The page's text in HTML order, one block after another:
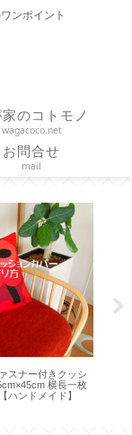
ンポイント
のコトモノ
wagacoco.net
お問合せ
mail
スナー付きクッシ
横長一枚
ハンドメイド】